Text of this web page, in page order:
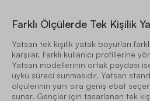
Farklı Ölçülerde Tek Kişilik
Yatsan tek kişilik yatak boyutları
karşılar. Farklı kullanıcı profillerine
Yatsan modellerinin ortak paydası
uyku süreci sunmasıdır. Yatsan
ölçülerinin yanı sıra geniş ebat
sunar. Gençler için tasarlanan tek